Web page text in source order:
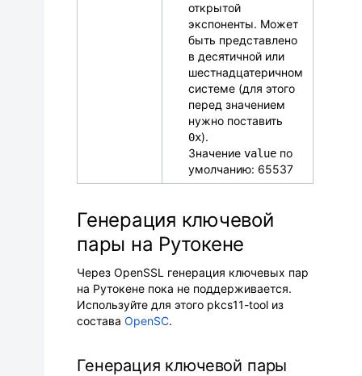
открытой
экспоненты. Может
быть представлено
в десятичной или
шестнадцатеричном
системе (для этого
перед значением
нужно поставить
0x).
Значение value по
умолчанию: 65537
Генерация ключевой
пары на Рутокене
Через OpenSSL генерация ключевых пар
на Рутокене пока не поддерживается.
Используйте для этого pkcs11-tool из
состава OpenSC.
Генерация ключевой пары